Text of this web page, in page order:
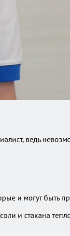
ведь
и могут быть
и стакана